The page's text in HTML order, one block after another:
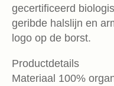
gecertificeerd
geribde halslijn en
logo op de borst.
Productdetails
Materiaal 100%